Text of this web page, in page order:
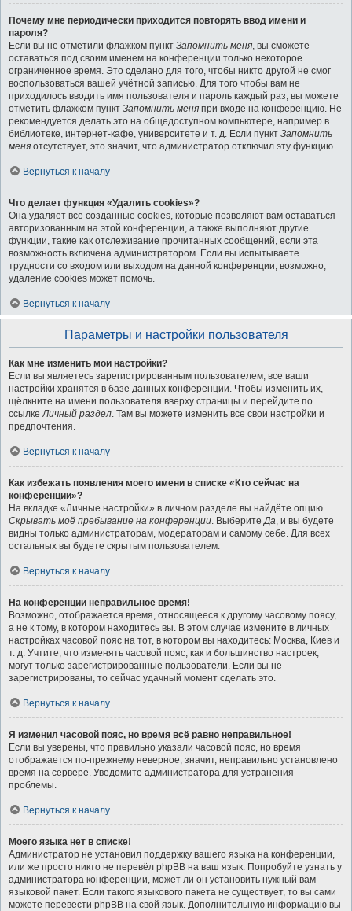
Почему мне периодически приходится повторять ввод имени и
пароля?
Если вы не отметили флажком пункт Запомнить меня, вы сможете
оставаться под своим именем на конференции только некоторое
ограниченное время. Это сделано для того, чтобы никто другой не смог
воспользоваться вашей учётной записью. Для того чтобы вам не
приходилось вводить имя пользователя и пароль каждый раз, вы можете
отметить флажком пункт Запомнить меня при входе на конференцию. Не
рекомендуется делать это на общедоступном компьютере, например в
библиотеке, интернет-кафе, университете и т. д. Если пункт Запомнить
меня отсутствует, это значит, что администратор отключил эту функцию.
Вернуться к началу
Что делает функция «Удалить cookies»?
Она удаляет все созданные cookies, которые позволяют вам оставаться
авторизованным на этой конференции, а также выполняют другие
функции, такие как отслеживание прочитанных сообщений, если эта
возможность включена администратором. Если вы испытываете
трудности со входом или выходом на данной конференции, возможно,
удаление cookies может помочь.
Вернуться к началу
Параметры и настройки пользователя
Как мне изменить мои настройки?
Если вы являетесь зарегистрированным пользователем, все ваши
настройки хранятся в базе данных конференции. Чтобы изменить их,
щёлкните на имени пользователя вверху страницы и перейдите по
ссылкеЛичный раздел. Там вы можете изменить все свои настройки и
предпочтения.
Вернуться к началу
Как избежать появления моего имени в списке «Кто сейчас на
конференции»?
На вкладке «Личные настройки» в личном разделе вы найдёте опцию
Скрывать моё пребывание на конференции. ВыберитеДа, и вы будете
видны только администраторам, модераторам и самому себе. Для всех
остальных вы будете скрытым пользователем.
Вернуться к началу
На конференции неправильное время!
Возможно, отображается время, относящееся к другому часовому поясу,
а не к тому, в котором находитесь вы. В этом случае измените в личных
настройках часовой пояс на тот, в котором вы находитесь: Москва, Киев и
т. д. Учтите, что изменять часовой пояс, как и большинство настроек,
могут только зарегистрированные пользователи. Если вы не
зарегистрированы, то сейчас удачный момент сделать это.
Вернуться к началу
Я изменил часовой пояс, но время всё равно неправильное!
Если вы уверены, что правильно указали часовой пояс, но время
отображается по-прежнему неверное, значит, неправильно установлено
время на сервере. Уведомите администратора для устранения
проблемы.
Вернуться к началу
Моего языка нет в списке!
Администратор не установил поддержку вашего языка на конференции,
или же просто никто не перевёл phpBB на ваш язык. Попробуйте узнать у
администратора конференции, может ли он установить нужный вам
языковой пакет. Если такого языкового пакета не существует, то вы сами
можете перевести phpBB на свой язык. Дополнительную информацию вы